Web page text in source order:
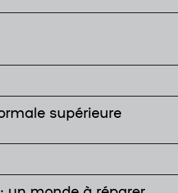
supérieure